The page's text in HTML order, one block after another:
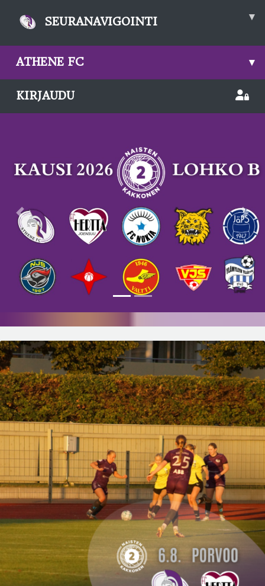
SEURANAVIGOINTI ▾
ATHENE FC ▾
KIRJAUDU
Previous